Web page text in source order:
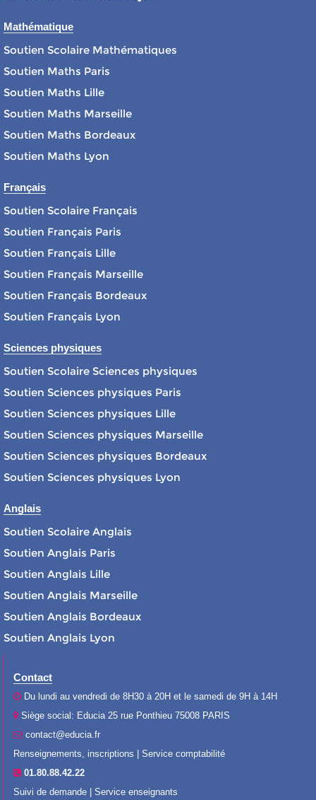
Mathématique
Soutien Scolaire Mathématiques
Soutien Maths Paris
Soutien Maths Lille
Soutien Maths Marseille
Soutien Maths Bordeaux
Soutien Maths Lyon
Français
Soutien Scolaire Français
Soutien Français Paris
Soutien Français Lille
Soutien Français Marseille
Soutien Français Bordeaux
Soutien Français Lyon
Sciences physiques
Soutien Scolaire Sciences physiques
Soutien Sciences physiques Paris
Soutien Sciences physiques Lille
Soutien Sciences physiques Marseille
Soutien Sciences physiques Bordeaux
Soutien Sciences physiques Lyon
Anglais
Soutien Scolaire Anglais
Soutien Anglais Paris
Soutien Anglais Lille
Soutien Anglais Marseille
Soutien Anglais Bordeaux
Soutien Anglais Lyon
Contact
Du lundi au vendredi de 8H30 à 20H et le samedi de 9H à 14H
Siège social: Educia 25 rue Ponthieu 75008 PARIS
contact@educia.fr
Renseignements, inscriptions | Service comptabilité
01.80.88.42.22
Suivi de demande | Service enseignants